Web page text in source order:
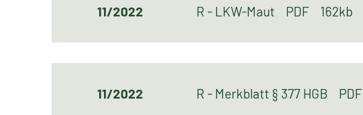
11/2022 R - LKW-Maut PDF 162kb
11/2022 R - Merkblatt § 377 HGB PDF